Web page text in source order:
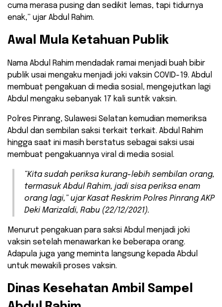
cuma merasa pusing dan sedikit lemas, tapi tidurnya
enak,” ujar Abdul Rahim.
Awal Mula Ketahuan Publik
Nama Abdul Rahim mendadak ramai menjadi buah bibir
publik usai mengaku menjadi joki vaksin COVID-19. Abdul
membuat pengakuan di media sosial, mengejutkan lagi
Abdul mengaku sebanyak 17 kali suntik vaksin.
Polres Pinrang, Sulawesi Selatan kemudian memeriksa
Abdul dan sembilan saksi terkait terkait. Abdul Rahim
hingga saat ini masih berstatus sebagai saksi usai
membuat pengakuannya viral di media sosial.
“Kita sudah periksa kurang-lebih sembilan orang,
termasuk Abdul Rahim, jadi sisa periksa enam
orang lagi,” ujar Kasat Reskrim Polres Pinrang AKP
Deki Marizaldi, Rabu (22/12/2021).
Menurut pengakuan para saksi Abdul menjadi joki
vaksin setelah menawarkan ke beberapa orang.
Adapula juga yang meminta langsung kepada Abdul
untuk mewakili proses vaksin.
Dinas Kesehatan Ambil Sampel